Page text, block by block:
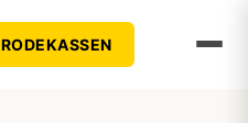
RODEKASSEN